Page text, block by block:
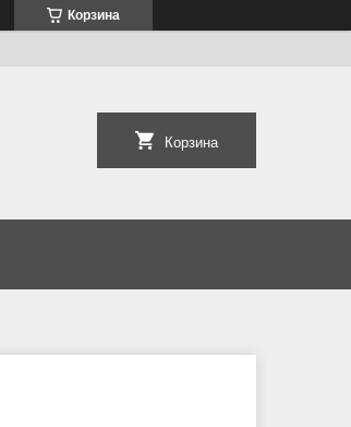
Корзина
Корзина